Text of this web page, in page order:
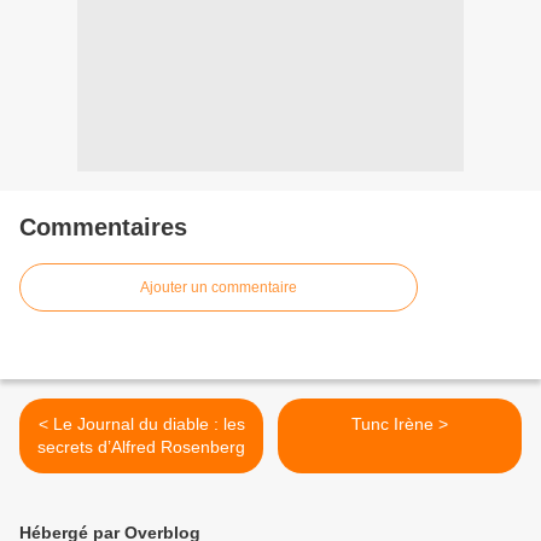
Commentaires
Ajouter un commentaire
< Le Journal du diable : les
secrets d’Alfred Rosenberg
Tunc Irène >
Hébergé par Overblog